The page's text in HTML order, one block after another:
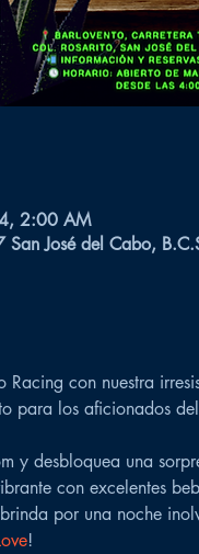
2:00 AM
José del Cabo,
Racing con nuestra
para los aficionados
y desbloquea una
con excelentes
por una noche
!